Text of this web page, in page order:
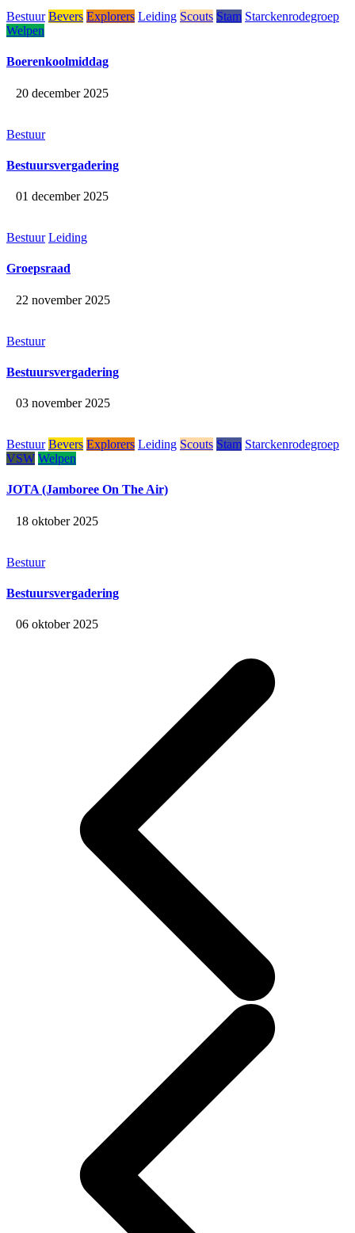
Bestuur Bevers Explorers Leiding Scouts Stam Starckenrodegroep
Welpen
Boerenkoolmiddag
20 december 2025
Bestuur
Bestuursvergadering
01 december 2025
Bestuur Leiding
Groepsraad
22 november 2025
Bestuur
Bestuursvergadering
03 november 2025
Bestuur Bevers Explorers Leiding Scouts Stam Starckenrodegroep
VSW Welpen
JOTA (Jamboree On The Air)
18 oktober 2025
Bestuur
Bestuursvergadering
06 oktober 2025